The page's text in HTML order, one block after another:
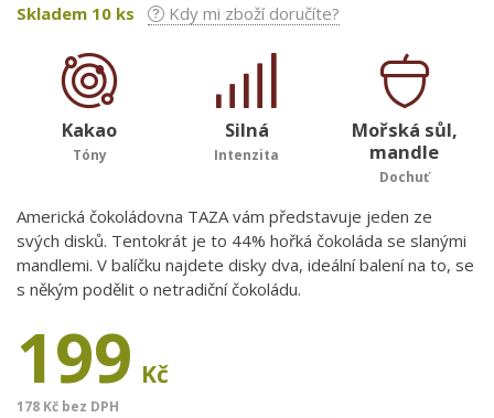
Skladem 10 ks Kdy mi zboží doručíte?
Kakao
Tóny
Silná
Intenzita
Mořská sůl,
mandle
Dochuť
Americká čokoládovna TAZA vám představuje jeden ze
svých disků. Tentokrát je to 44% hořká čokoláda se slanými
mandlemi. V balíčku najdete disky dva, ideální balení na to, se
s někým podělit o netradiční čokoládu.
199 Kč
178 Kč bez DPH